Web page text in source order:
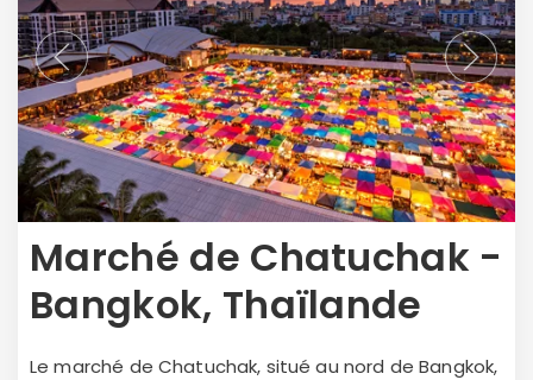
Marché de Chatuchak -
Bangkok, Thaïlande
Le marché de Chatuchak, situé au nord de Bangkok,